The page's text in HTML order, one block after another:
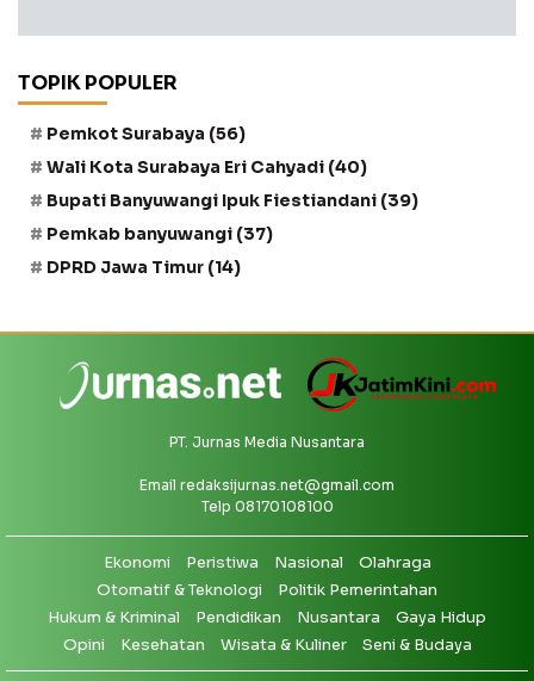
TOPIK POPULER
Pemkot Surabaya (56)
Wali Kota Surabaya Eri Cahyadi (40)
Bupati Banyuwangi Ipuk Fiestiandani (39)
Pemkab banyuwangi (37)
DPRD Jawa Timur (14)
PT. Jurnas Media Nusantara
Email redaksijurnas.net@gmail.com
Telp 08170108100
Ekonomi Peristiwa Nasional
Olahraga
Otomatif & Teknologi
Politik Pemerintahan
Hukum & Kriminal
Pendidikan Nusantara
Gaya Hidup
Opini
Kesehatan Wisata & Kuliner Seni & Budaya